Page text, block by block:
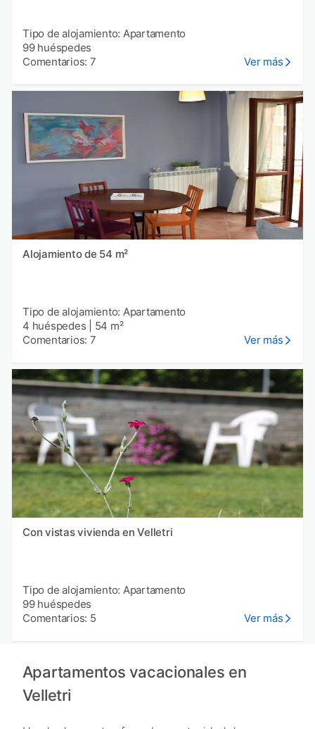
Tipo de alojamiento: Apartamento
99 huéspedes
Comentarios: 7
Ver más
Alojamiento de 54 m²
Tipo de alojamiento: Apartamento
4 huéspedes
54 m²
Comentarios: 7
Ver más
Con vistas vivienda en Velletri
Tipo de alojamiento: Apartamento
99 huéspedes
Comentarios: 5
Ver más
Apartamentos vacacionales en
Velletri